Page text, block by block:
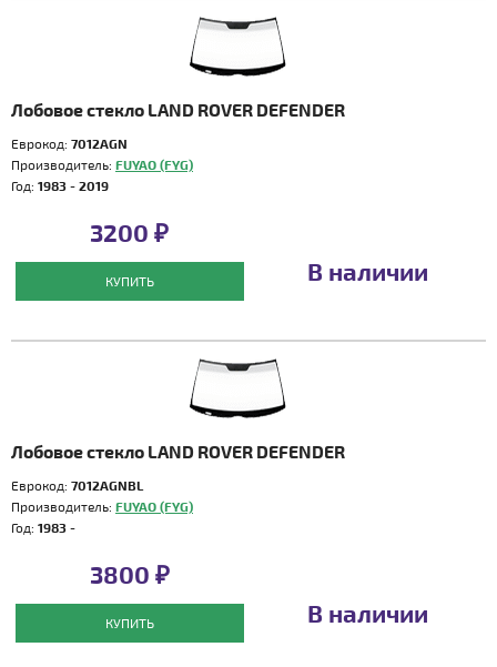
Лобовое стекло LAND ROVER DEFENDER
Еврокод: 7012AGN
Производитель: FUYAO (FYG)
Год: 1983 - 2019
3200 ₽
КУПИТЬ В наличии
Лобовое стекло LAND ROVER DEFENDER
Еврокод: 7012AGNBL
Производитель: FUYAO (FYG)
Год: 1983 -
3800 ₽
КУПИТЬ В наличии